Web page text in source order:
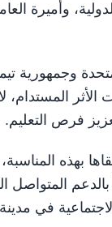
وأميرة
وجمهورية
المستدام،
فرص التعليم.
بهذه
المتواصل
في